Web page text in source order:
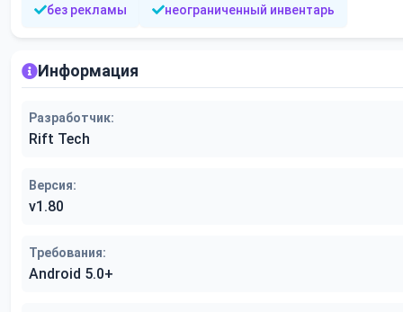
без рекламы неограниченный инвентарь
Информация
Разработчик:
Rift Tech
Версия:
v1.80
Требования:
Android 5.0+